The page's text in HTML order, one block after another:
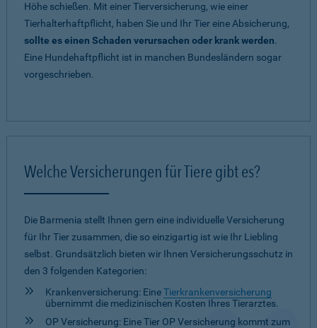
Höhe schießen. Mit einer Tierversicherung, wie einer
Tierhalterhaftpflicht, haben Sie und Ihr Tier eine Absicherung,
sollte es einen Schaden verursachen oder krank werden.
Eine Hundehaftpflicht ist in manchen Bundesländern sogar
vorgeschrieben.
Welche Versicherungen für Tiere gibt es?
Die Barmenia stellt Ihnen gern eine individuelle Versicherung
für Ihr Tier zusammen, die so einzigartig ist wie Ihr Liebling
selbst. Grundsätzlich bieten wir Ihnen Versicherungsschutz in
den 3 folgenden Kategorien:
Krankenversicherung: EineTierkrankenversicherung
übernimmt die medizinischen Kosten Ihres Tierarztes.
OP Versicherung: Eine Tier OP Versicherung kommt zum